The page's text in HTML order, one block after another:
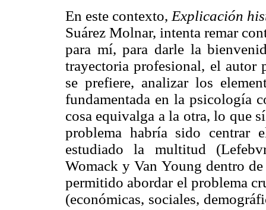
En este contexto, Explicación
Suárez Molnar, intenta remar
para mí, para darle la
trayectoria profesional, el autor
se prefiere, analizar los
fundamentada en la psicología
cosa equivalga a la otra, lo que
problema habría sido centrar
estudiado la multitud
Womack y Van Young dentro
permitido abordar el problema
(económicas, sociales,